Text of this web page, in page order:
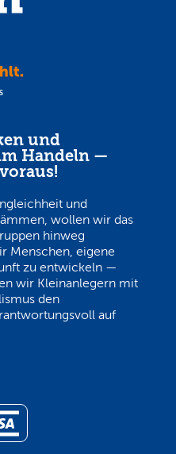
und
Handeln —
und
wollen wir das
hinweg
Menschen, eigene
zu entwickeln —
wir Kleinanlegern mit
den
auf